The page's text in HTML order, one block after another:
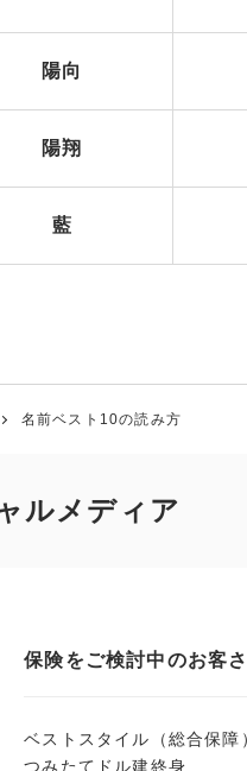
陽向
陽翔
藍
名前ベスト10の読み方
ルメディア
保険をご検討中のお客
ベストスタイル（総合保障
つみたてドル建終身